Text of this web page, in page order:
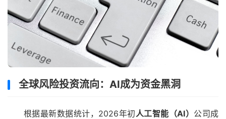
全球风险投资流向：AI成为资金黑洞
根据最新数据统计，2026年初 人工智能（AI） 公司成